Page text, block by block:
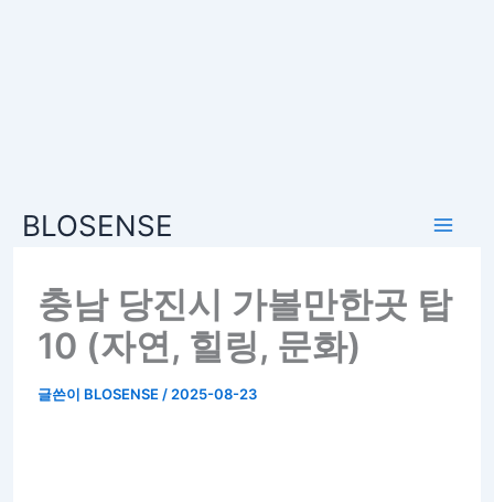
BLOSENSE
충남 당진시 가볼만한곳 탑
10 (자연, 힐링, 문화)
글쓴이 BLOSENSE / 2025-08-23